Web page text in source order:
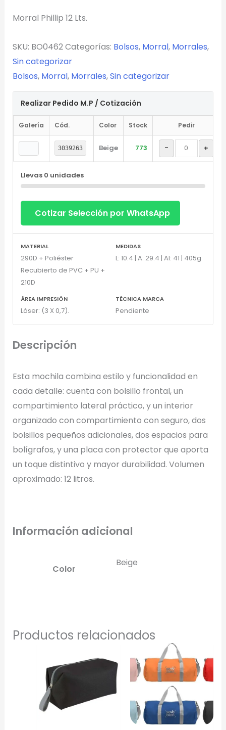
Una Tinta
Marcado en un solo color plano (ideal serigrafía/grabado).
Full Color
Conserva los colores originales de tu logotipo.
Generar Vista Previa con IA
Morral Phillip 12 Lts.
SKU: BO0462Categorías: Bolsos, Morral, Morrales,
Sin categorizar
Bolsos, Morral, Morrales,Sin categorizar
Realizar Pedido M.P / Cotización
Galería Cód. Color Stock Pedir
3039263 Beige 773 - +
Llevas 0 unidades
Cotizar Selección por WhatsApp
MATERIAL
290D + Poliéster
Recubierto de PVC + PU +
210D
MEDIDAS
L: 10.4 | A: 29.4 | Al: 41 | 405g
ÁREA IMPRESIÓN
Láser: (3 X 0,7).
TÉCNICA MARCA
Pendiente
Descripción
Esta mochila combina estilo y funcionalidad en
cada detalle: cuenta con bolsillo frontal, un
compartimiento lateral práctico, y un interior
organizado con compartimiento con seguro, dos
bolsillos pequeños adicionales, dos espacios para
bolígrafos, y una placa con protector que aporta
un toque distintivo y mayor durabilidad. Volumen
aproximado: 12 litros.
Información adicional
Color
Beige
Productos relacionados